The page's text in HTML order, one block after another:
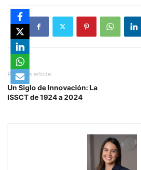
Previous article
Un Siglo de Innovación: La
ISSCT de 1924 a 2024